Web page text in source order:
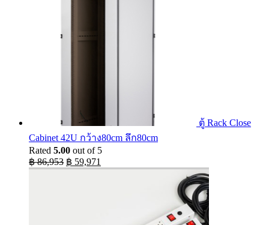
ตู้ Rack Close
Cabinet 42U กว้าง80cm ลึก80cm
Rated 5.00 out of 5
฿86,953 Original
price
฿ 59,971
price